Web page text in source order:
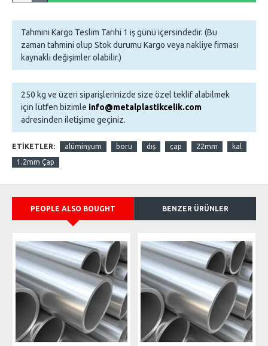
Tahmini Kargo Teslim Tarihi 1 iş günü içersindedir. (Bu
zaman tahmini olup Stok durumu Kargo veya nakliye firması
kaynaklı değişimler olabilir.)
250 kg ve üzeri siparişlerinizde size özel teklif alabilmek
için lütfen bizimle info@metalplastikcelik.com
adresinden iletişime geçiniz.
ETIKETLER: alüminyum boru dış çap 22mm
kal
1.2mm Çap
PEOPLE ALSO BOUGHT BENZER ÜRÜNLER